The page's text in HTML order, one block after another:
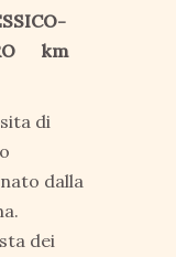
km
di
dalla
dei